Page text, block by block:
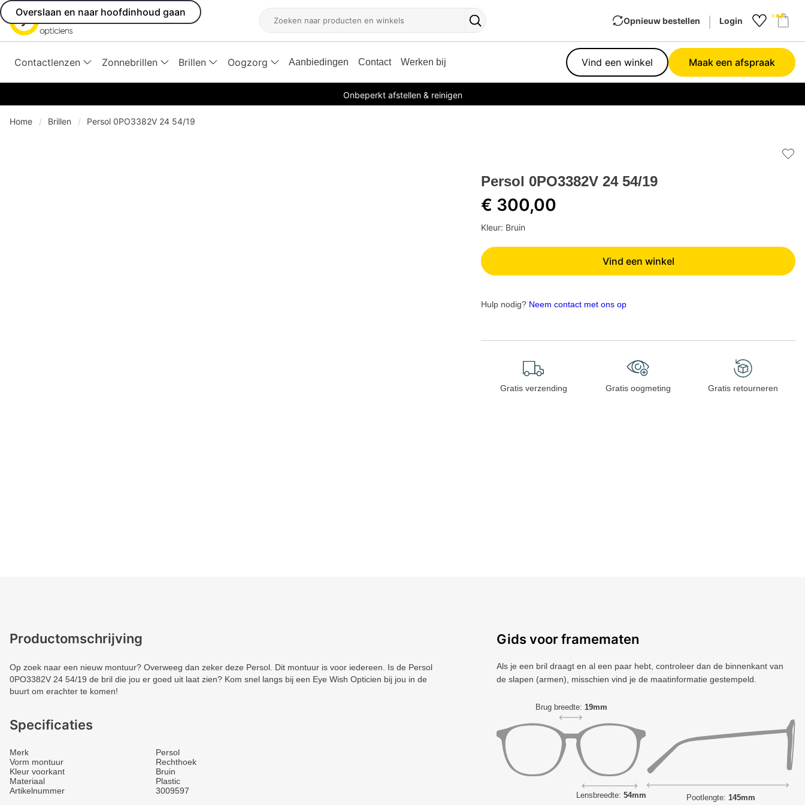
Overslaan en naar hoofdinhoud gaan
Zoeken
Zoekknop
Opnieuw bestellen Login
Contactlenzen Zonnebrillen Brillen Oogzorg Aanbiedingen Contact Werken bij Vind een winkel Maak een afspraak
Onbeperkt afstellen & reinigen
Home Brillen Persol 0PO3382V 24 54/19
Persol 0PO3382V 24 54/19
€ 300,00
Kleur: Bruin
Vind een winkel
Hulp nodig? Neem contact met ons op
Gratis verzending Gratis oogmeting Gratis retourneren
Productomschrijving
Op zoek naar een nieuw montuur? Overweeg dan zeker deze Persol. Dit montuur is voor iedereen. Is de Persol
0PO3382V 24 54/19 de bril die jou er goed uit laat zien? Kom snel langs bij een Eye Wish Opticien bij jou in de
buurt om erachter te komen!
Specificaties
Merk
Persol
Vorm montuur
Rechthoek
Kleur voorkant
Bruin
Materiaal
Plastic
Artikelnummer
3009597
Gids voor framematen
Als je een bril draagt ​​en al een paar hebt, controleer dan de binnenkant van
de slapen (armen), misschien vind je de maatinformatie gestempeld.
Brug breedte: 19mm
Lensbreedte: 54mm Pootlengte: 145mm